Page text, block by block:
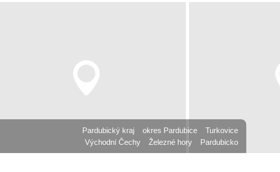
Pardubický kraj okres Pardubice
Turkovice
Východní Čechy
Železné hory Pardubicko